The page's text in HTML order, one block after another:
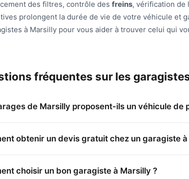
des filtres, contrôle des freins, vérification de
prolongent la durée de vie de votre véhicule et
à Marsilly pour vous aider à trouver celui qui
fréquentes sur les
de Marsilly proposent-ils un véhicule de
obtenir un devis gratuit chez un garagiste
choisir un bon garagiste à Marsilly ?